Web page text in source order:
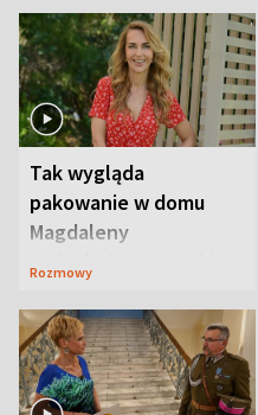
Tak wygląda
pakowanie w domu
Magdaleny
Waligórskiej-Lisieckiej.
Rozmowy